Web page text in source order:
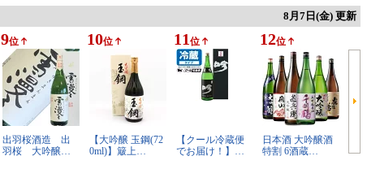
8月7日(金) 更新
9位
出羽桜酒造 出
羽桜 大吟醸…
10位
【大吟醸 玉鋼(72
0ml)】簸上…
11 位
【クール冷蔵便
でお届け！】…
12位
日本酒 大吟醸酒
特割 6酒蔵…